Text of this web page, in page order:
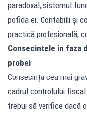
paradoxal, sistemul
pofida ei. Contabilii și
practică profesională,
Consecințele în faza
probei
Consecința cea mai
cadrul controlului
trebui să verifice dacă